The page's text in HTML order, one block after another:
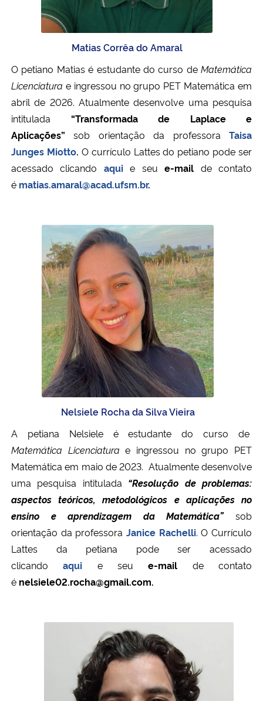
Matias Corrêa do Amaral
O petiano Matias é estudante do curso de Matemática
Licenciatura e ingressou no grupo PET Matemática em
abril de 2026. Atualmente desenvolve uma pesquisa
intitulada “Transformada de Laplace e
Aplicações”sob orientação da professoraTaisa
Junges Miotto. O currículo Lattes do petiano pode ser
acessado clicando aquie seue-mail de contato
é matias.amaral@acad.ufsm.br.
Nelsiele Rocha da Silva Vieira
A petiana Nelsiele é estudante do curso de
Matemática Licenciatura e ingressou no grupo PET
Matemática em maio de 2023. Atualmente desenvolve
uma pesquisa intitulada “Resolução de problemas:
aspectos teóricos, metodológicos e aplicações no
ensino e aprendizagem da Matemática” sob
orientação da professora Janice Rachelli. O Currículo
Lattes da petiana pode ser acessado
clicandoaqui eseue-mail de contato
é nelsiele02.rocha@gmail.com.